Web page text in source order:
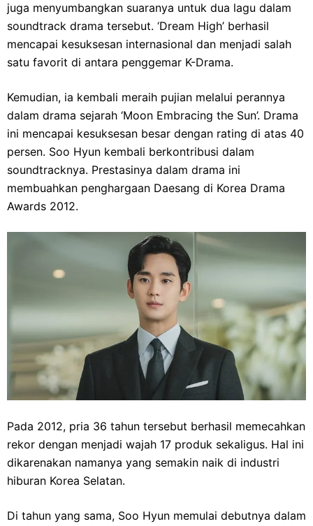
juga menyumbangkan suaranya untuk dua lagu dalam
soundtrack drama tersebut. ‘Dream High’ berhasil
mencapai kesuksesan internasional dan menjadi salah
satu favorit di antara penggemar K-Drama.
Kemudian, ia kembali meraih pujian melalui perannya
dalam drama sejarah ‘Moon Embracing the Sun’. Drama
ini mencapai kesuksesan besar dengan rating di atas 40
persen. Soo Hyun kembali berkontribusi dalam
soundtracknya. Prestasinya dalam drama ini
membuahkan penghargaan Daesang di Korea Drama
Awards 2012.
Pada 2012, pria 36 tahun tersebut berhasil memecahkan
rekor dengan menjadi wajah 17 produk sekaligus. Hal ini
dikarenakan namanya yang semakin naik di industri
hiburan Korea Selatan.
Di tahun yang sama, Soo Hyun memulai debutnya dalam